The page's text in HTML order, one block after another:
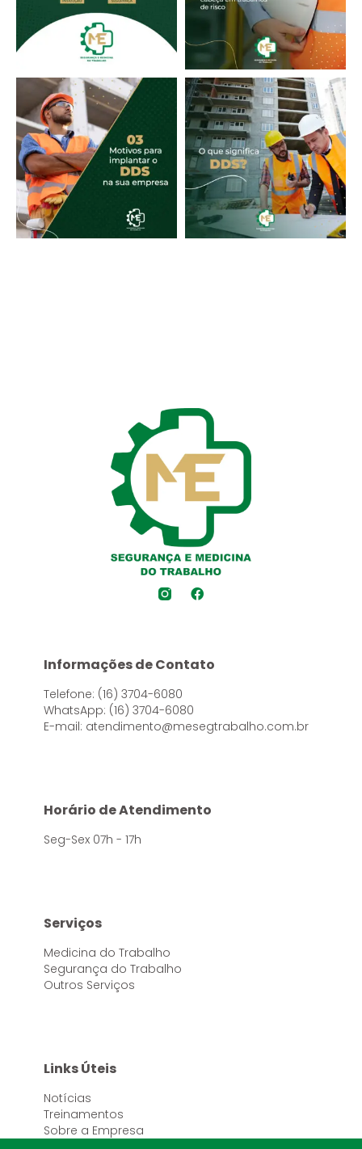
Informações de Contato
Telefone: (16) 3704-6080
WhatsApp: (16) 3704-6080
E-mail: atendimento@mesegtrabalho.com.br
Horário de Atendimento
Seg-Sex 07h - 17h
Serviços
Medicina do Trabalho
Segurança do Trabalho
Outros Serviços
Links Úteis
Notícias
Treinamentos
Sobre a Empresa